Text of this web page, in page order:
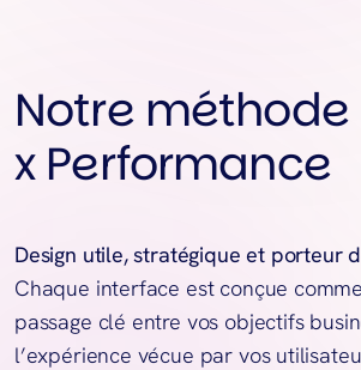
Notre méthode Design
x Performance
Design utile, stratégique et porteur
Chaque interface est conçue
passage clé entre vos objectifs
l’expérience vécue par vos